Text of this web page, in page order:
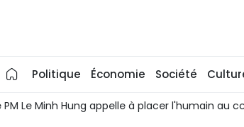
Politique Économie Société
PM Le Minh Hung appelle à placer l'humain